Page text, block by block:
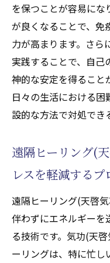
を保つことが容易にな
が良くなることで、免
力が高まります。さら
実践することで、自己
神的な安定を得ること
日々の生活における
設的な方法で対処でき
遠隔ヒーリング(
レスを軽減するプ
遠隔ヒーリング(天啓
伴わずにエネルギーを
る技術です。気功(天
ーリングは、特に忙し